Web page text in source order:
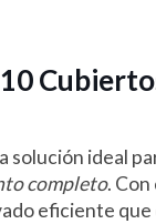
solución ideal
completo. Con
eficiente que